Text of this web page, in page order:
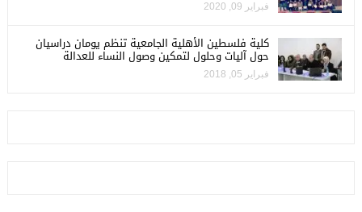
فبراير 09, 2020
كلية فلسطين الأهلية الجامعية تنظم يومان دراسيان
حول آليات وحلول لتمكين وصول النساء للعدالة
فبراير 05, 2018